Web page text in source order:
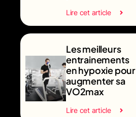
Lire cet article
Les meilleurs
entrainements
en hypoxie pour
augmenter sa
VO2max
Lire cet article